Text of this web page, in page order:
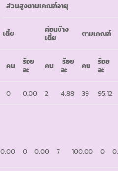
ส่วนสูงตามเกณฑ์อายุ
เตี้ย
ค่อนข้าง
เตี้ย
ตามเกณฑ์
คน
ร้อย
ละ
คน
ร้อย
ละ
คน
ร้อย
ละ
0 0.00 2 4.88 39 95.12
0.00 0 0.00 7 100.00 0